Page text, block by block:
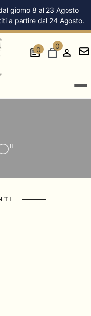
giorno 8 al 23 Agosto
a partire dal 24 Agosto.
0 0